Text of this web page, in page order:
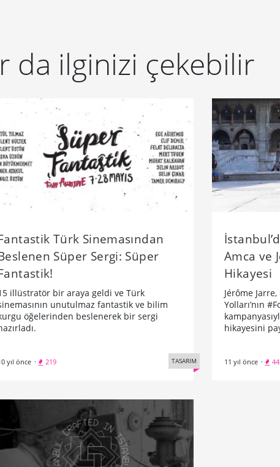
da ilginizi çekebilir
Türk Sinemasından
Süper Sergi: Süper
illüstratör bir araya geldi ve Türk
unutulmaz fantastik ve bilim
öğelerinden beslenerek bir sergi
yıl önce · 219 TASARIM
Amca ve
Hikayesi
Jérôme
Yolları’nın
hikayesini
11 yıl önce ·